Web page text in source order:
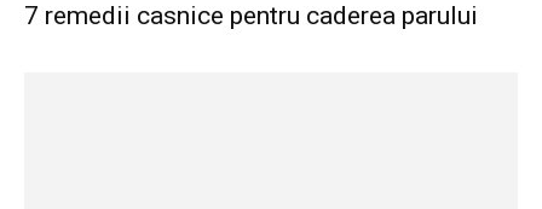
7 remedii casnice pentru caderea parului